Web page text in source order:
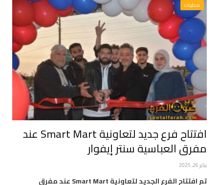
محليات
افتتاح فرع جديد لتعاونية Smart Mart عند
مفرق العباسية سنتر إيفوار
يناير 26, 2025
تم افتتاح الفرع الجديد لتعاونية Smart Mart عند مفرق